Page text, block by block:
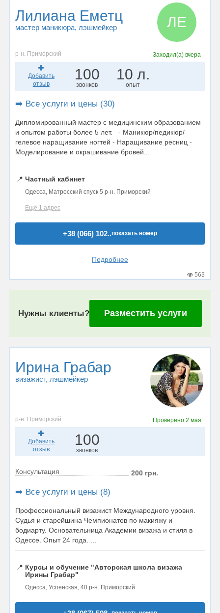
Лилиана Еметц
мастер маникюра, лэшмейкер ЛЕ
р-н. Приморский Заходил(а)вчера
Добавить
отзыв
100
звонков
10 л.
опыт
➡️ Все услуги и цены (30)
Дипломированный мастер с медицинским образованием
и опытом работы более 5 лет. - Маникюр/педикюр/
гелевое наращивание ногтей - Наращивание ресниц -
Моделирование и окрашивание бровей...
📍 Частный кабинет
Одесса, Матросский спуск 5 р-н. Приморский
Ещё 1 адрес
+38 (066) 102..показать номер
Подробнее
563
Нужны клиенты? Разместить услуги
Ирина Грабар
визажист, лэшмейкер
р-н. Приморский Проверено 2 мая
Добавить
отзыв
100
звонков
Консультация 200 грн.
➡️ Все услуги и цены (8)
Профессиональный визажист Международного уровня.
Судья и старейшина Чемпионатов по макияжу и
бодиарту. Основательница Академии визажа и стиля в
Одессе. Опыт 24 года. ...
📍 Курсы и обучение "Авторская школа визажа
Ирины Грабар"
Одесса, Успенская, 40 р-н. Приморский